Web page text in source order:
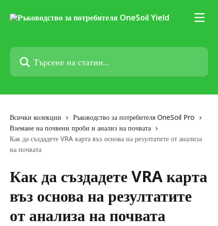
Търсене на статии...
Всички колекции
Ръководство за потребителя OneSoil Pro
Вземане на почвени проби и анализ на почвата
Как да създадете VRA карта въз основа на резултатите от анализа
на почвата
Как да създадете VRA карта
въз основа на резултатите
от анализа на почвата